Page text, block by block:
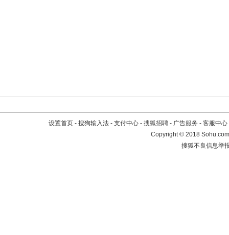
设置首页 - 搜狗输入法 - 支付中心 - 搜狐招聘 - 广告服务 - 客服中心
Copyright©2018
搜狐不良信息举